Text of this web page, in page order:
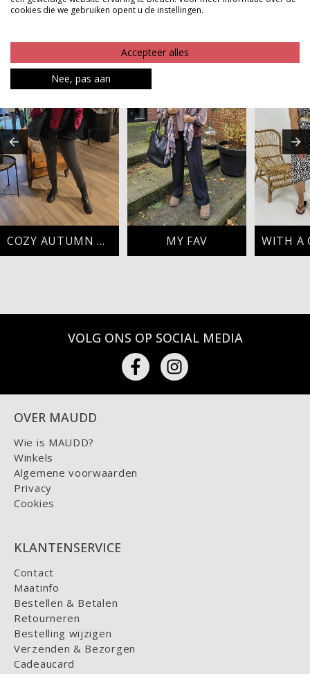
COZY AUTUMN DAYS MY FAV
VOLG ONS OP SOCIAL MEDIA
OVER MAUDD
Wie is MAUDD?
Winkels
Algemene voorwaarden
Privacy
Cookies
KLANTENSERVICE
Contact
Maatinfo
Bestellen & Betalen
Retourneren
Bestelling wijzigen
Verzenden & Bezorgen
Cadeaucard
cookies die we gebruiken opent u de instellingen.
Accepteer alles
Nee, pas aan